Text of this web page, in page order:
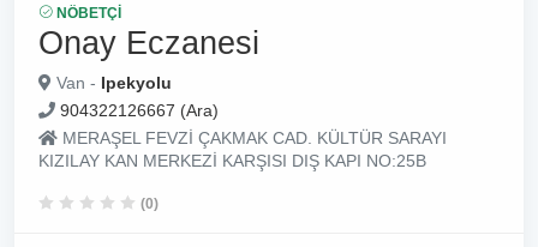
NÖBETÇI
Onay Eczanesi
Van - Ipekyolu
904322126667 (Ara)
MERAŞEL FEVZİ ÇAKMAK CAD. KÜLTÜR SARAYI
KIZILAY KAN MERKEZİ KARŞISI DIŞ KAPI NO:25B
(0)